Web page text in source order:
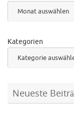
Kategorien
Neueste